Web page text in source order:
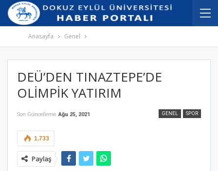
İçeriğe
atla
Navigasyona
atla
Anasayfa Genel
DEÜ’DEN TINAZTEPE’DE
OLİMPİK YATIRIM
GENEL SPOR
Son Güncelleme Ağu 25, 2021
1.733
Paylaş